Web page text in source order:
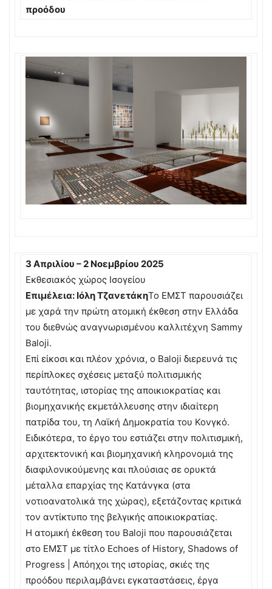
προόδου
3 Απριλίου – 2 Νοεμβρίου 2025
Εκθεσιακός χώρος Ισογείου
Επιμέλεια: Ιόλη ΤζανετάκηΤο ΕΜΣΤ παρουσιάζει
με χαρά την πρώτη ατομική έκθεση στην Ελλάδα
του διεθνώς αναγνωρισμένου καλλιτέχνη Sammy
Baloji.
Επί είκοσι και πλέον χρόνια, ο Baloji διερευνά τις
περίπλοκες σχέσεις μεταξύ πολιτισμικής
ταυτότητας, ιστορίας της αποικιοκρατίας και
βιομηχανικής εκμετάλλευσης στην ιδιαίτερη
πατρίδα του, τη Λαϊκή Δημοκρατία του Κονγκό.
Ειδικότερα, το έργο του εστιάζει στην πολιτισμική,
αρχιτεκτονική και βιομηχανική κληρονομιά της
διαφιλονικούμενης και πλούσιας σε ορυκτά
μέταλλα επαρχίας της Κατάνγκα (στα
νοτιοανατολικά της χώρας), εξετάζοντας κριτικά
τον αντίκτυπο της βελγικής αποικιοκρατίας.
Η ατομική έκθεση του Baloji που παρουσιάζεται
στο ΕΜΣΤ με τίτλο Echoes of History, Shadows of
Progress | Απόηχοι της ιστορίας, σκιές της
προόδου περιλαμβάνει εγκαταστάσεις, έργα